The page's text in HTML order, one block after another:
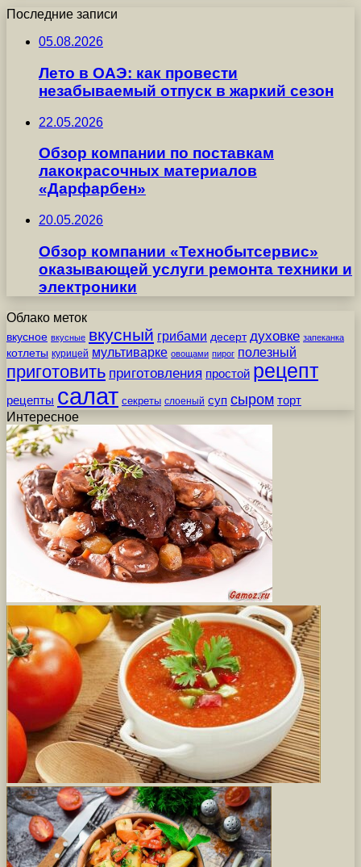
Последние записи
05.08.2026
Лето в ОАЭ: как провести
незабываемый отпуск в жаркий сезон
22.05.2026
Обзор компании по поставкам
лакокрасочных материалов
«Дарфарбен»
20.05.2026
Обзор компании «Технобытсервис»
оказывающей услуги ремонта техники и
электроники
Облако меток
вкусное вкусные вкусный грибами десерт духовке запеканка
котлеты курицей мультиварке овощами пирог полезный
приготовить приготовления простой рецепт
рецепты салат секреты слоеный суп сыром торт
Интересное